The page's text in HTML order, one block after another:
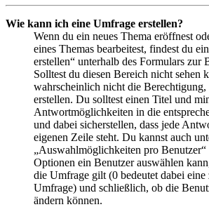
Wie kann ich eine Umfrage erstellen?
Wenn du ein neues Thema eröffnest
eines Themas bearbeitest, findest du
erstellen“ unterhalb des Formulars zur
Solltest du diesen Bereich nicht sehen
wahrscheinlich nicht die Berechtigung,
erstellen. Du solltest einen Titel und
Antwortmöglichkeiten in die
und dabei sicherstellen, dass jede
eigenen Zeile steht. Du kannst auch
„Auswahlmöglichkeiten pro
Optionen ein Benutzer auswählen
die Umfrage gilt (0 bedeutet dabei
Umfrage) und schließlich, ob die
ändern können.